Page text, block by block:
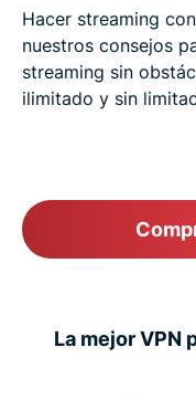
Hacer streaming
nuestros consejos
streaming sin
ilimitado y sin
La mejor VPN